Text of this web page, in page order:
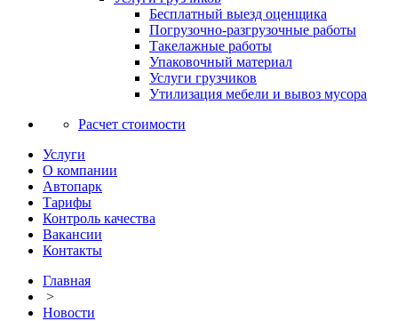
Бесплатный выезд оценщика
Погрузочно-разгрузочные работы
Такелажные работы
Упаковочный материал
Услуги грузчиков
Утилизация мебели и вывоз мусора
Расчет стоимости
Услуги
О компании
Автопарк
Тарифы
Контроль качества
Вакансии
Контакты
Главная
>
Новости